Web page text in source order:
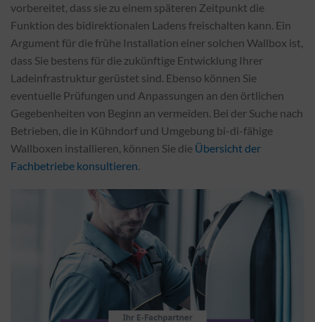
vorbereitet, dass sie zu einem späteren Zeitpunkt die
Funktion des bidirektionalen Ladens freischalten kann. Ein
Argument für die frühe Installation einer solchen Wallbox ist,
dass Sie bestens für die zukünftige Entwicklung Ihrer
Ladeinfrastruktur gerüstet sind. Ebenso können Sie
eventuelle Prüfungen und Anpassungen an den örtlichen
Gegebenheiten von Beginn an vermeiden. Bei der Suche nach
Betrieben, die in Kühndorf und Umgebung bi-di-fähige
Wallboxen installieren, können Sie die Übersicht der
Fachbetriebe konsultieren.